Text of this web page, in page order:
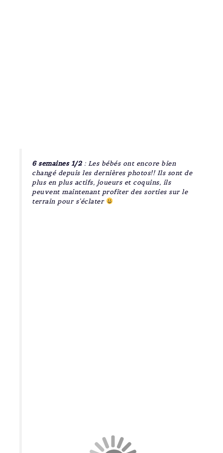
6 semaines 1/2: Les bébés ont encore bien
changé depuis les dernières photos!! Ils sont de
plus en plus actifs, joueurs et coquins, ils
peuvent maintenant profiter des sorties sur le
terrain pour s’éclater